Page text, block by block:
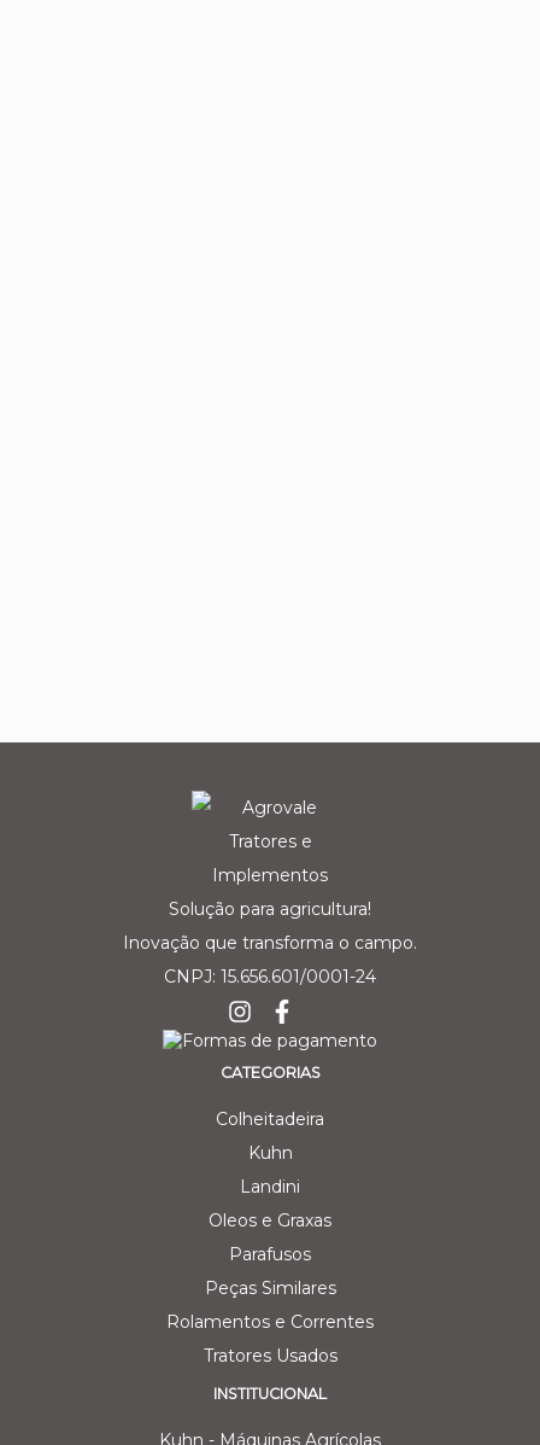
Solução para agricultura!
Inovação que transforma o campo.
CNPJ: 15.656.601/0001-24
CATEGORIAS
Colheitadeira
Kuhn
Landini
Oleos e Graxas
Parafusos
Peças Similares
Rolamentos e Correntes
Tratores Usados
INSTITUCIONAL
Kuhn - Máquinas Agrícolas